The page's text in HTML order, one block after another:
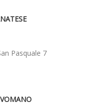
Pasquale 7